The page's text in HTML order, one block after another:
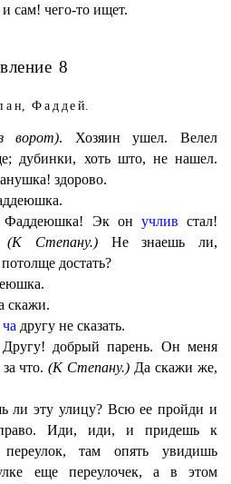
сам! чего-то ищет.
8
Фаддей
ворот). Хозяин ушел. Велел
дубинки, хоть што, не нашел.
здорово.
Фаддеюшка! Эк он учлив стал!
(К Степану.)Не знаешь ли,
достать?
скажи.
другу не сказать.
добрый парень. Он меня
что.(К Степану.) Да скажи же,
ли эту улицу? Всю ее пройди и
Иди, иди, и придешь к
там опять увидишь
еще переулочек, а в этом